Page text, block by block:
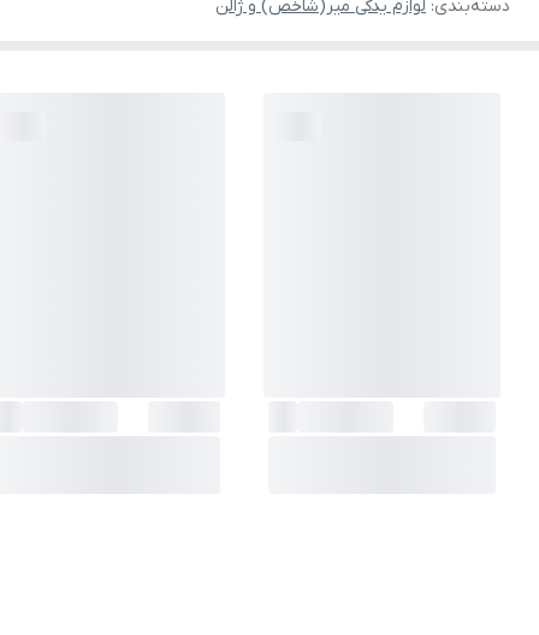
دسته‌بندی: لوازم یدکی میر(شاخص) و ژالن